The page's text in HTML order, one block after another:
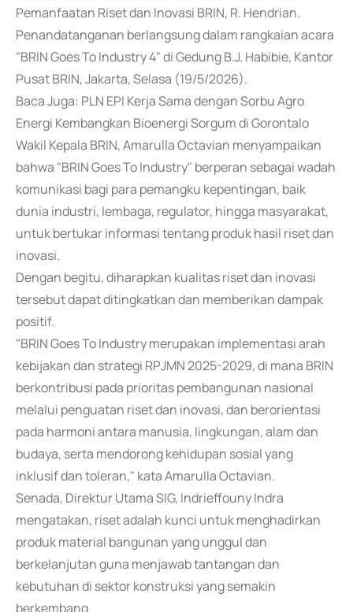
Pemanfaatan Riset dan Inovasi BRIN, R. Hendrian.
Penandatanganan berlangsung dalam rangkaian acara
"BRIN Goes To Industry 4" di Gedung B.J. Habibie, Kantor
Pusat BRIN, Jakarta, Selasa (19/5/2026).
Baca Juga: PLN EPI Kerja Sama dengan Sorbu Agro
Energi Kembangkan Bioenergi Sorgum di Gorontalo
Wakil Kepala BRIN, Amarulla Octavian menyampaikan
bahwa "BRIN Goes To Industry" berperan sebagai wadah
komunikasi bagi para pemangku kepentingan, baik
dunia industri, lembaga, regulator, hingga masyarakat,
untuk bertukar informasi tentang produk hasil riset dan
inovasi.
Dengan begitu, diharapkan kualitas riset dan inovasi
tersebut dapat ditingkatkan dan memberikan dampak
positif.
"BRIN Goes To Industry merupakan implementasi arah
kebijakan dan strategi RPJMN 2025-2029, di mana BRIN
berkontribusi pada prioritas pembangunan nasional
melalui penguatan riset dan inovasi, dan berorientasi
pada harmoni antara manusia, lingkungan, alam dan
budaya, serta mendorong kehidupan sosial yang
inklusif dan toleran," kata Amarulla Octavian.
Senada, Direktur Utama SIG, Indrieffouny Indra
mengatakan, riset adalah kunci untuk menghadirkan
produk material bangunan yang unggul dan
berkelanjutan guna menjawab tantangan dan
kebutuhan di sektor konstruksi yang semakin
berkembang.